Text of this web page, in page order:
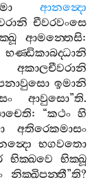
ආනන්‍දො
චීවරවංසෙ
ආමන‍්තෙසි:
භණ‍්ඩිකාබද‍්ධානි
අකාලචීවරානි
ඉමානි
ආවුසො”ති.
: “කථං හි
අතිරෙකමාසං
භගවතො
භික‍්ඛවෙ
භික‍්ඛූ
නික‍්ඛිපන‍්තී”ති?